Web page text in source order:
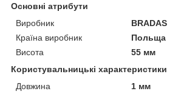
Основні атрибути
Виробник
BRADAS
Країна виробник
Польща
Висота
55 мм
Користувальницькі характеристики
Довжина
1 мм